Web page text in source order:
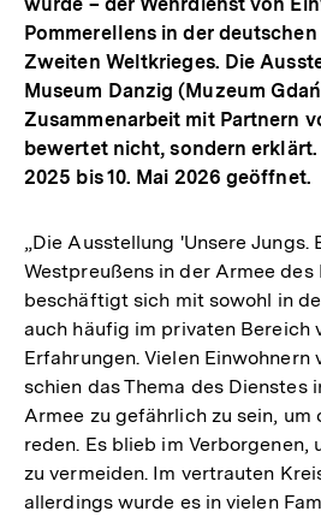
wurde – der Wehrdienst von
Pommerellens in der
Zweiten Weltkrieges. Die
Museum Danzig (Muzeum
Zusammenarbeit mit Partnern
bewertet nicht, sondern erklärt.
2025 bis 10. Mai 2026 geöffnet.
„Die Ausstellung 'Unsere Jungs.
Westpreußens in der Armee des
beschäftigt sich mit sowohl in
auch häufig im privaten Bereich
Erfahrungen. Vielen Einwohnern
schien das Thema des Dienstes
Armee zu gefährlich zu sein, um
reden. Es blieb im Verborgenen,
zu vermeiden. Im vertrauten
allerdings wurde es in vielen